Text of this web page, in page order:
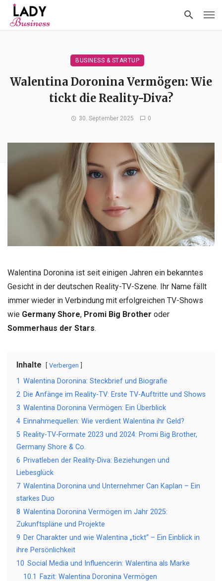
BUSINESS & STARTUP
Walentina Doronina Vermögen: Wie
tickt die Reality-Diva?
30. September 2025 0
Walentina Doronina ist seit einigen Jahren ein bekanntes
Gesicht in der deutschen Reality-TV-Szene. Ihr Name fällt
immer wieder in Verbindung mit erfolgreichen TV-Shows
wie Germany Shore, Promi Big Brother oder
Sommerhaus der Stars.
Inhalte Verbergen
1 Walentina Doronina: Steckbrief und Biografie
2 Die Anfänge im Reality-TV: Erste TV-Auftritte und Shows
3 Walentina Doronina Vermögen: Ein Überblick
4 Einnahmequellen: Wie verdient Walentina ihr Geld?
5 Reality-TV-Formate 2023 und 2024: Promi Big Brother,
Germany Shore & Co.
6 Privatleben der Reality-Diva: Beziehungen und
Liebesglück
7 Walentina Doronina und Unternehmer Can Kaplan – Ein
starkes Duo
8 Walentina Doronina Vermögen im Jahr 2025:
Zukunftspläne und Projekte
9 Der Charakter und wie Walentina „tickt“ – Ein Einblick in
ihre Persönlichkeit
10 Social Media und Influencerin: Walentina als Marke
10.1
Fazit: Walentina Doronina Vermögen